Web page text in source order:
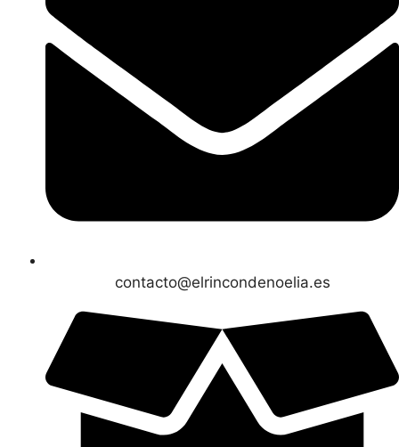
contacto@elrincondenoelia.es